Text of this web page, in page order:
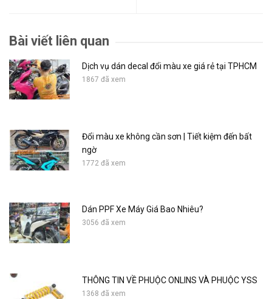
Bài viết liên quan
Dịch vụ dán decal đổi màu xe giá rẻ tại TPHCM
1867 đã xem
Đổi màu xe không cần sơn | Tiết kiệm đến bất
ngờ
1772 đã xem
Dán PPF Xe Máy Giá Bao Nhiêu?
3056 đã xem
THÔNG TIN VỀ PHUỘC ONLINS VÀ PHUỘC YSS
1368 đã xem